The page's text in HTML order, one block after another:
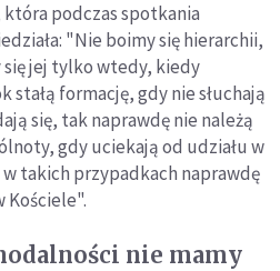
która podczas spotkania
"Nie boimy się hierarchii,
się jej tylko wtedy, kiedy
stałą formację, gdy nie słuchają
się, tak naprawdę nie należą
gdy uciekają od udziału w
takich przypadkach naprawdę
Kościele".
nie mamy